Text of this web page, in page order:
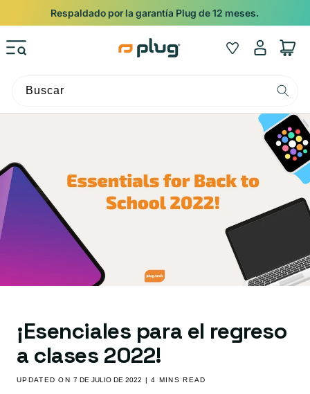
Ir al contenido
Respaldado por la garantía Plug de 12 meses.
Wishlist
Iniciar
sesión
Carrito
Buscar
¡Esenciales para el regreso
a clases 2022!
UPDATED ON7 DE JULIO DE 2022 | 4 MINS READ